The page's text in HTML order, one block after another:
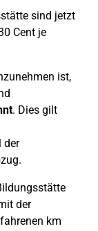
sind jetzt
Cent je
ist,
. Dies gilt
der
der
km